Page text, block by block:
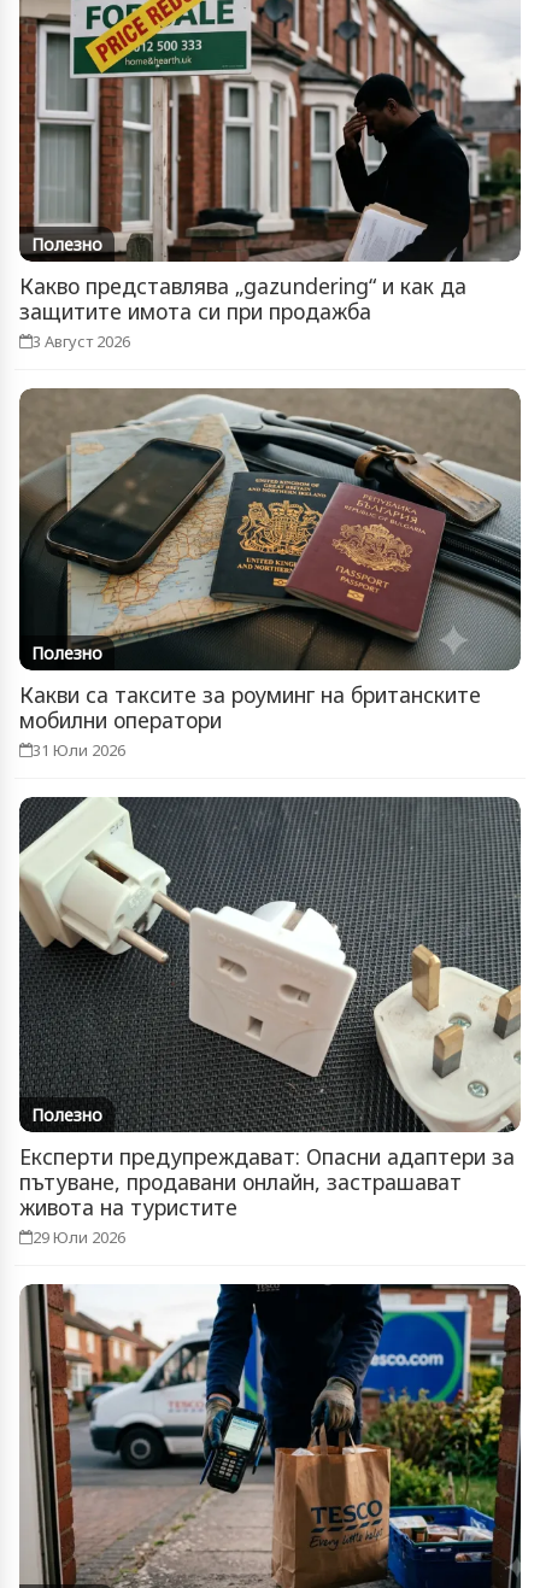
Полезно
Какво представлява „gazundering“ и как да
защитите имота си при продажба
3 Август 2026
Полезно
Какви са таксите за роуминг на британските
мобилни оператори
31 Юли 2026
Полезно
Експерти предупреждават: Опасни адаптери за
пътуване, продавани онлайн, застрашават
живота на туристите
29 Юли 2026